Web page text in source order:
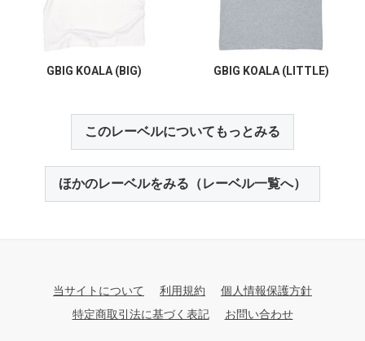
GBIG KOALA (BIG) GBIG KOALA (LITTLE)
このレーベルについてもっとみる
ほかのレーベルをみる（レーベル一覧へ）
当サイトについて 利用規約
個人情報保護方針
特定商取引法に基づく表記
お問い合わせ